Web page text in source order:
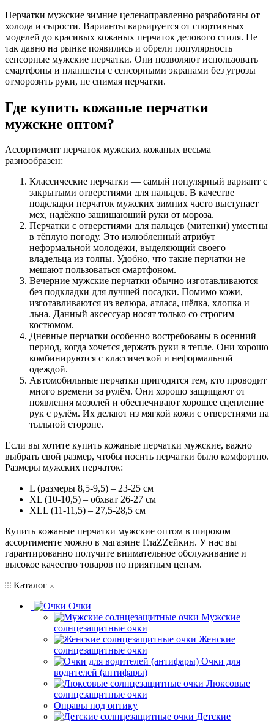
Перчатки мужские зимние целенаправленно разработаны от
холода и сырости. Варианты варьируется от спортивных
моделей до красивых кожаных перчаток делового стиля. Не
так давно на рынке появились и обрели популярность
сенсорные мужские перчатки. Они позволяют использовать
смартфоны и планшеты с сенсорными экранами без угрозы
отморозить руки, не снимая перчатки.
Где купить кожаные перчатки
мужские оптом?
Ассортимент перчаток мужских кожаных весьма
разнообразен:
Классические перчатки — самый популярный вариант с
закрытыми отверстиями для пальцев. В качестве
подкладки перчаток мужских зимних часто выступает
мех, надёжно защищающий руки от мороза.
Перчатки с отверстиями для пальцев (митенки) уместны
в тёплую погоду. Это излюбленный атрибут
неформальной молодёжи, выделяющий своего
владельца из толпы. Удобно, что такие перчатки не
мешают пользоваться смартфоном.
Вечерние мужские перчатки обычно изготавливаются
без подкладки для лучшей посадки. Помимо кожи,
изготавливаются из велюра, атласа, шёлка, хлопка и
льна. Данный аксессуар носят только со строгим
костюмом.
Дневные перчатки особенно востребованы в осенний
период, когда хочется держать руки в тепле. Они хорошо
комбинируются с классической и неформальной
одеждой.
Автомобильные перчатки пригодятся тем, кто проводит
много времени за рулём. Они хорошо защищают от
появления мозолей и обеспечивают хорошее сцепление
рук с рулём. Их делают из мягкой кожи с отверстиями на
тыльной стороне.
Если вы хотите купить кожаные перчатки мужские, важно
выбрать свой размер, чтобы носить перчатки было комфортно.
Размеры мужских перчаток:
L (размеры 8,5-9,5) – 23-25 см
XL (10-10,5) – обхват 26-27 см
XLL (11-11,5) – 27,5-28,5 см
Купить кожаные перчатки мужские оптом в широком
ассортименте можно в магазине ГлаZZейкин. У нас вы
гарантированно получите внимательное обслуживание и
высокое качество товаров по приятным ценам.
Каталог
Очки
Мужские
солнцезащитные очки
Женские
солнцезащитные очки
Очки для
водителей (антифары)
Люксовые
солнцезащитные очки
Оправы под оптику
Детские